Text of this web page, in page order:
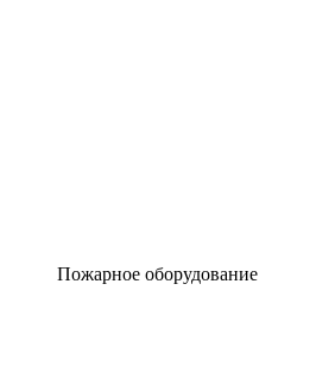
Пожарное оборудование